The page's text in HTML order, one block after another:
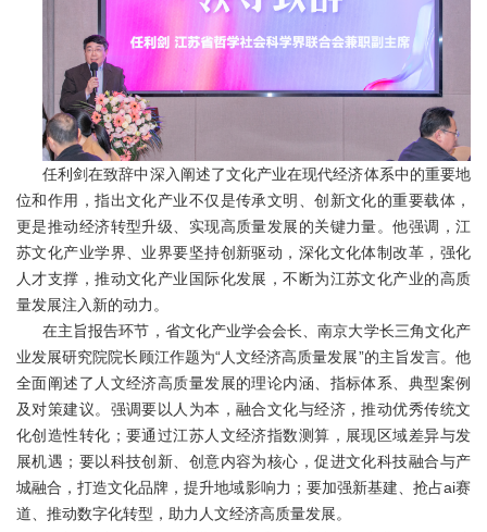
任利剑在致辞中深入阐述了文化产业在现代经济体系中的重要地
位和作用，指出文化产业不仅是传承文明、创新文化的重要载体，
更是推动经济转型升级、实现高质量发展的关键力量。他强调，江
苏文化产业学界、业界要坚持创新驱动，深化文化体制改革，强化
人才支撑，推动文化产业国际化发展，不断为江苏文化产业的高质
量发展注入新的动力。
在主旨报告环节，省文化产业学会会长、南京大学长三角文化产
业发展研究院院长顾江作题为“人文经济高质量发展”的主旨发言。他
全面阐述了人文经济高质量发展的理论内涵、指标体系、典型案例
及对策建议。强调要以人为本，融合文化与经济，推动优秀传统文
化创造性转化；要通过江苏人文经济指数测算，展现区域差异与发
展机遇；要以科技创新、创意内容为核心，促进文化科技融合与产
城融合，打造文化品牌，提升地域影响力；要加强新基建、抢占ai赛
道、推动数字化转型，助力人文经济高质量发展。